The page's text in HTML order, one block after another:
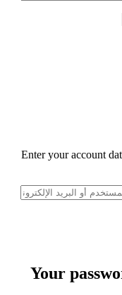
Enter your account
Your